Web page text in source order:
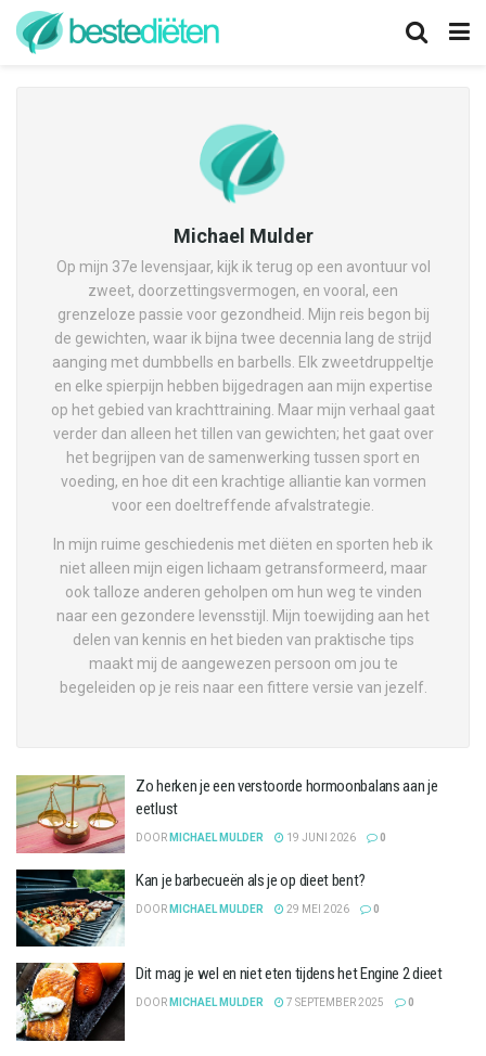
Michael Mulder
Op mijn 37e levensjaar, kijk ik terug op een avontuur vol
zweet, doorzettingsvermogen, en vooral, een
grenzeloze passie voor gezondheid. Mijn reis begon bij
de gewichten, waar ik bijna twee decennia lang de strijd
aanging met dumbbells en barbells. Elk zweetdruppeltje
en elke spierpijn hebben bijgedragen aan mijn expertise
op het gebied van krachttraining. Maar mijn verhaal gaat
verder dan alleen het tillen van gewichten; het gaat over
het begrijpen van de samenwerking tussen sport en
voeding, en hoe dit een krachtige alliantie kan vormen
voor een doeltreffende afvalstrategie.
In mijn ruime geschiedenis met diëten en sporten heb ik
niet alleen mijn eigen lichaam getransformeerd, maar
ook talloze anderen geholpen om hun weg te vinden
naar een gezondere levensstijl. Mijn toewijding aan het
delen van kennis en het bieden van praktische tips
maakt mij de aangewezen persoon om jou te
begeleiden op je reis naar een fittere versie van jezelf.
Zo herken je een verstoorde hormoonbalans aan je
eetlust
DOOR MICHAEL MULDER 19 JUNI 2026 0
Kan je barbecueën als je op dieet bent?
DOOR MICHAEL MULDER 29 MEI 2026 0
Dit mag je wel en niet eten tijdens het Engine 2 dieet
DOOR MICHAEL MULDER 7 SEPTEMBER 2025 0